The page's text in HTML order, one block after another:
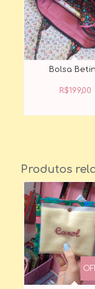
Bolsa
R$199,00
Produtos